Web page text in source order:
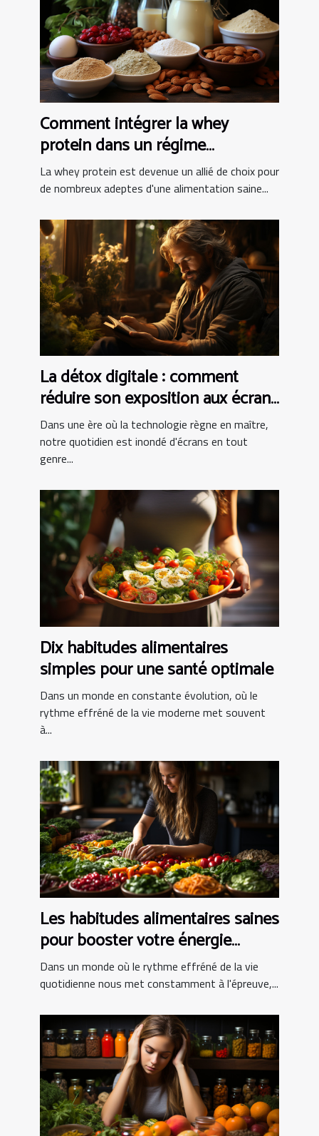
Comment intégrer la whey
protein dans un régime
alimentaire équilibré
La whey protein est devenue un allié de choix pour
de nombreux adeptes d'une alimentation saine...
La détox digitale : comment
réduire son exposition aux écrans
pour mieux dormir
Dans une ère où la technologie règne en maître,
notre quotidien est inondé d'écrans en tout
genre...
Dix habitudes alimentaires
simples pour une santé optimale
Dans un monde en constante évolution, où le
rythme effréné de la vie moderne met souvent
à...
Les habitudes alimentaires saines
pour booster votre énergie
quotidienne
Dans un monde où le rythme effréné de la vie
quotidienne nous met constamment à l'épreuve,...